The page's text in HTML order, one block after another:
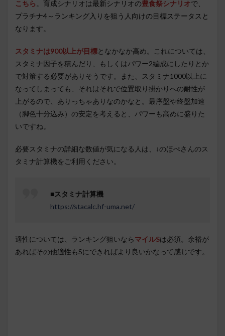
こちら 。育成シナリオは最新シナリオの豊食祭シナリオで、
プラチナ4～ランキング入りを狙う人向けの目標ステータスと
なります。
スタミナは900以上が目標となかなか高め。これについては、
スタミナ因子を積んだり、もしくはパワー2編成にしたりとか
で対策する必要がありそうです。また、スタミナ1000以上に
なってしまっても、それはそれで位置取り掛かりへの耐性が
上がるので、ありっちゃありなのかなと。最序盤や終盤加速
（脚色十分込み）の安定を考えると、パワーも高めに盛りた
いですね。
必要スタミナの詳細な数値が気になる人は、↓のほぺさんのス
タミナ計算機をご利用ください。
■スタミナ計算機
https://stacalc.hf-uma.net/
適性については、ランキング狙いならマイルSは必須。余裕が
あればその他適性もSにできればより良いかなって感じです。